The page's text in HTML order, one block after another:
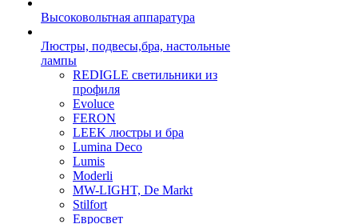
Высоковольтная аппаратура
Люстры, подвесы,бра, настольные
лампы
REDIGLE светильники из
профиля
Evoluce
FERON
LEEK люстры и бра
Lumina Deco
Lumis
Moderli
MW-LIGHT, De Markt
Stilfort
Евросвет